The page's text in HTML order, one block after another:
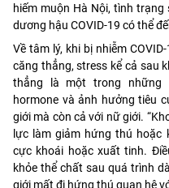
hiếm muộn Hà Nội, tình
dương hậu COVID-19 có thể
Về tâm lý, khi bị nhiễm
căng thẳng, stress kể cả sau
thẳng là một trong những
hormone và ảnh hưởng tiêu
giới mà còn cả với nữ giới.
lực làm giảm hứng thú hoặc
cực khoái hoặc xuất tinh.
khỏe thể chất sau quá trình
giới mất đi hứng thú quan hệ